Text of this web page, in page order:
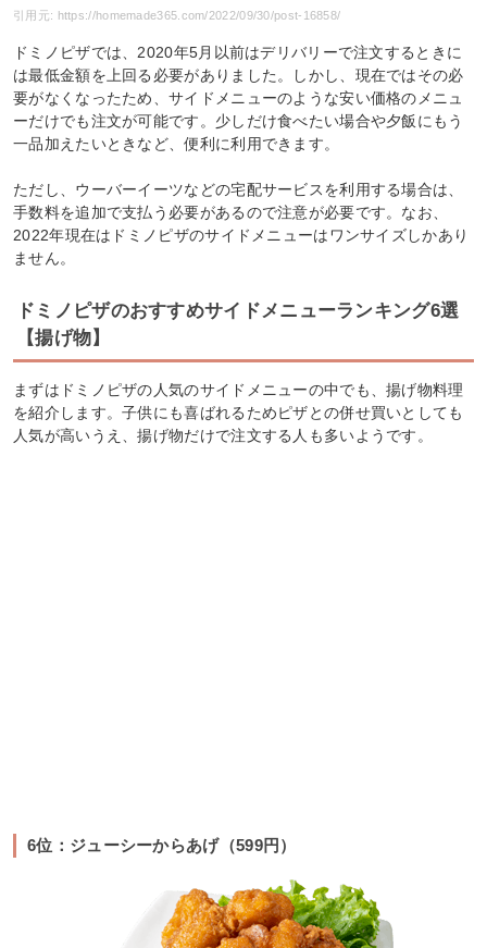
引用元: https://homemade365.com/2022/09/30/post-16858/
ドミノピザでは、2020年5月以前はデリバリーで注文するときに
は最低金額を上回る必要がありました。しかし、現在ではその必
要がなくなったため、サイドメニューのような安い価格のメニュ
ーだけでも注文が可能です。少しだけ食べたい場合や夕飯にもう
一品加えたいときなど、便利に利用できます。
ただし、ウーバーイーツなどの宅配サービスを利用する場合は、
手数料を追加で支払う必要があるので注意が必要です。なお、
2022年現在はドミノピザのサイドメニューはワンサイズしかあり
ません。
ドミノピザのおすすめサイドメニューランキング6選
【揚げ物】
まずはドミノピザの人気のサイドメニューの中でも、揚げ物料理
を紹介します。子供にも喜ばれるためピザとの併せ買いとしても
人気が高いうえ、揚げ物だけで注文する人も多いようです。
6位：ジューシーからあげ（599円）